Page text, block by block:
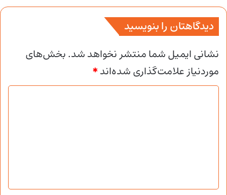
دیدگاهتان را بنویسید
نشانی ایمیل شما منتشر نخواهد شد.بخش‌های
موردنیاز علامت‌گذاری شده‌اند*
*